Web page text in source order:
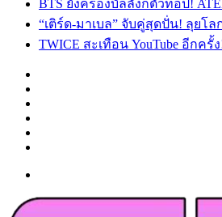
BTS ยังครองบัลลังก์ตัวท็อป!
“เติร์ด-มาเบล” จับคู่สุดปั่น! ลุยโ
TWICE สะเทือน YouTube อีกค